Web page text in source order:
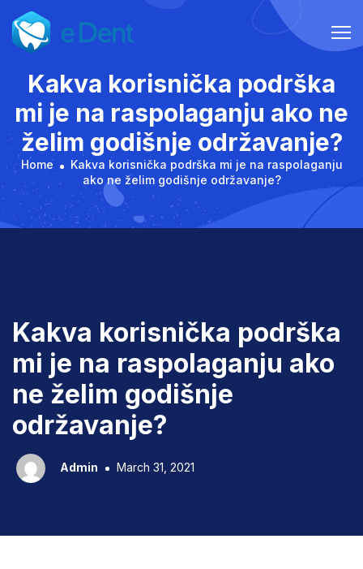
Skip
content
Kakva korisnička podrška
mi je na raspolaganju ako ne
želim godišnje održavanje?
Home
Kakva korisnička podrška mi je na raspolaganju
ako ne želim godišnje održavanje?
Kakva korisnička podrška
mi je na raspolaganju ako
ne želim godišnje
održavanje?
Admin March 31, 2021